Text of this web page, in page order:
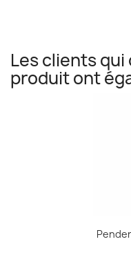
Les clients
produit ont